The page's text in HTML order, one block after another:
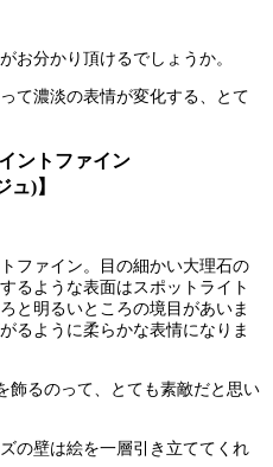
お分かり頂けるでしょうか。
て濃淡の表情が変化する、とて
ントファイン
)】
ファイン。目の細かい大理石の
るような表面はスポットライト
と明るいところの境目があいま
るように柔らかな表情になりま
飾るのって、とても素敵だと思い
の壁は絵を一層引き立ててくれ